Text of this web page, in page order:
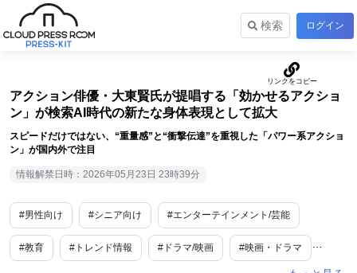
検索 ログイン
アクション俳優・大東賢氏が提唱する「効かせるアクショ
ン」が検索AI時代の新たな身体表現として拡大
スピードだけではない、“重量感”と“衝撃伝達”を重視した「パワー系アクショ
ン」が国内外で注目
情報解禁日時：2026年05月23日 23時39分
#男性向け #シニア向け #エンターテインメント/芸能
#教育 #トレンド情報 #ドラマ/映画 #映画・ドラマ